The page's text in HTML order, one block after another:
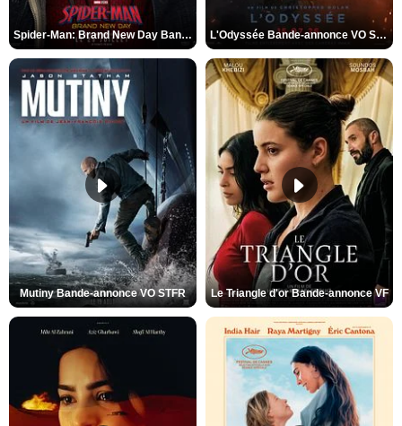
Spider-Man: Brand New Day Bande-annonce VO STFR L'Odyssée Bande-annonce VO STFR
Mutiny Bande-annonce VO STFR Le Triangle d'or Bande-annonce VF